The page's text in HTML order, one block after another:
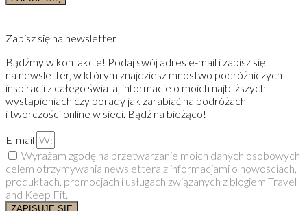
Zapisz się na newsletter
Bądźmy w kontakcie! Podaj swój adres e-mail i zapisz się
na newsletter, w którym znajdziesz mnóstwo podróżniczych
inspiracji z całego świata, informacje o moich najbliższych
wystąpieniach czy porady jak zarabiać na podróżach
i twórczości online w sieci. Bądź na bieżąco!
E-mail
Wyrażam zgodę na przetwarzanie moich danych osobowych
celem otrzymywania newslettera z informacjami o nowościach,
produktach, promocjach i usługach związanych z blogiem Travel
and Keep Fit.
ZAPISUJĘ SIĘ